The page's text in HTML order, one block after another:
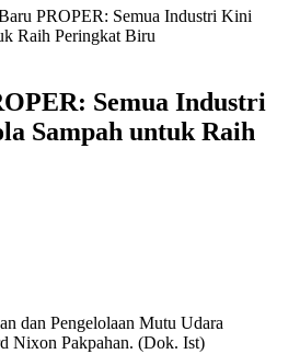
PROPER: Semua Industri Kini
Raih Peringkat Biru
Semua Industri
Sampah untuk Raih
dan Pengelolaan Mutu Udara
Nixon Pakpahan. (Dok. Ist)